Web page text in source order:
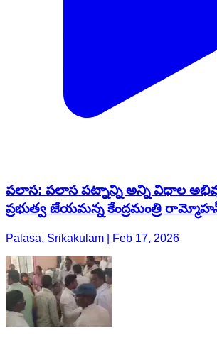
పలాస: పలాస పట్నాన్ని అన్ని విధాల
ప్రభుత్వ జేయమన్న కేంద్రమంత్రి
Palasa, Srikakulam | Feb 17, 2026